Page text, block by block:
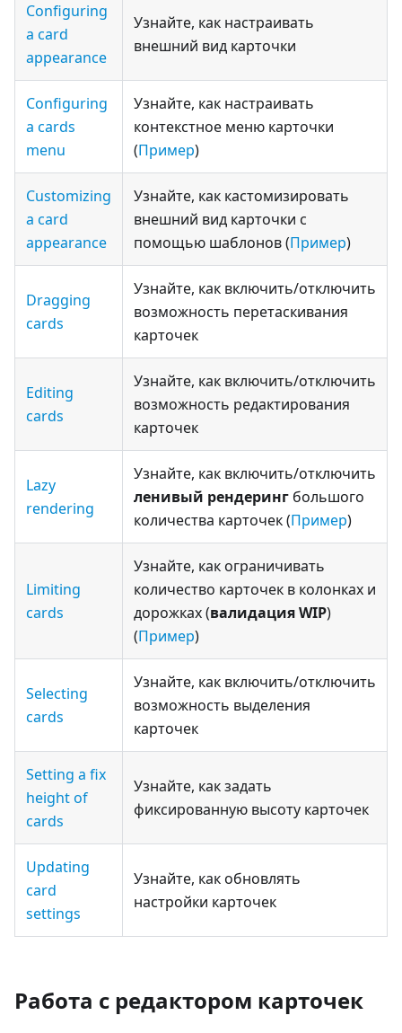
Configuring
a card
appearance
Узнайте, как настраивать
внешний вид карточки
Configuring
a cards
menu
Узнайте, как настраивать
контекстное меню карточки
(Пример)
Customizing
a card
appearance
Узнайте, как кастомизировать
внешний вид карточки с
помощью шаблонов (Пример)
Dragging
cards
Узнайте, как включить/отключить
возможность перетаскивания
карточек
Editing
cards
Узнайте, как включить/отключить
возможность редактирования
карточек
Lazy
rendering
Узнайте, как включить/отключить
ленивый рендеринг большого
количества карточек (Пример)
Limiting
cards
Узнайте, как ограничивать
количество карточек в колонках и
дорожках (валидация WIP)
(Пример)
Selecting
cards
Узнайте, как включить/отключить
возможность выделения
карточек
Setting a fix
height of
cards
Узнайте, как задать
фиксированную высоту карточек
Updating
card
settings
Узнайте, как обновлять
настройки карточек
Работа с редактором карточек